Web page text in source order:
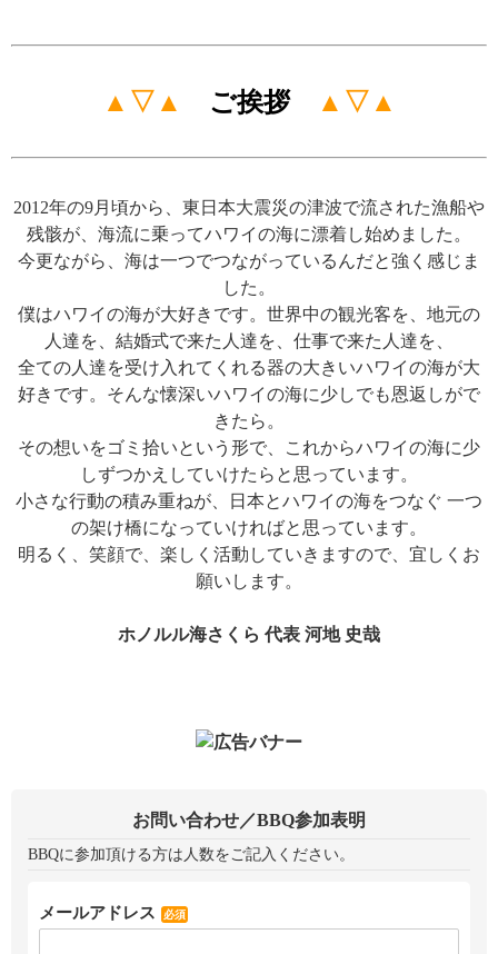
▲▽▲ ご挨拶 ▲▽▲
2012年の9月頃から、東日本大震災の津波で流された漁船や
残骸が、海流に乗ってハワイの海に漂着し始めました。
今更ながら、海は一つでつながっているんだと強く感じま
した。
僕はハワイの海が大好きです。 世界中の観光客を、地元の
人達を、結婚式で来た人達を、仕事で来た人達を、
全ての人達を受け入れてくれる器の大きいハワイの海が大
好きです。 そんな懐深いハワイの海に少しでも恩返しがで
きたら。
その想いをゴミ拾いという形で、これからハワイの海に少
しずつかえしていけたらと思っています。
小さな行動の積み重ねが、日本とハワイの海をつなぐ 一つ
の架け橋になっていければと思っています。
明るく、笑顔で、楽しく活動していきますので、宜しくお
願いします。
ホノルル海さくら 代表 河地 史哉
お問い合わせ／BBQ参加表明
BBQに参加頂ける方は人数をご記入ください。
メールアドレス 必須